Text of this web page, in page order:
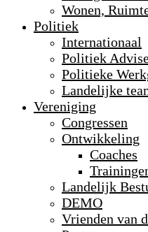
Wonen,
Politiek
Internationaal
Politiek
Politieke
Landelijke
Vereniging
Congressen
Ontwikkeling
Coaches
Landelijk
DEMO
Vrienden van